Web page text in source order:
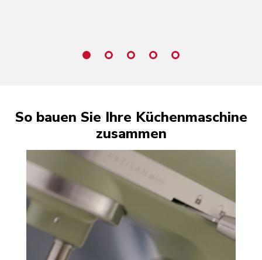
So bauen Sie Ihre Küchenmaschine
zusammen